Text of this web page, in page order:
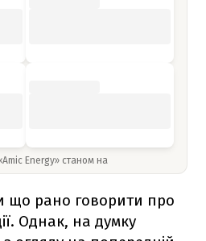
Energy» станом на
що рано говорити про
Однак, на думку